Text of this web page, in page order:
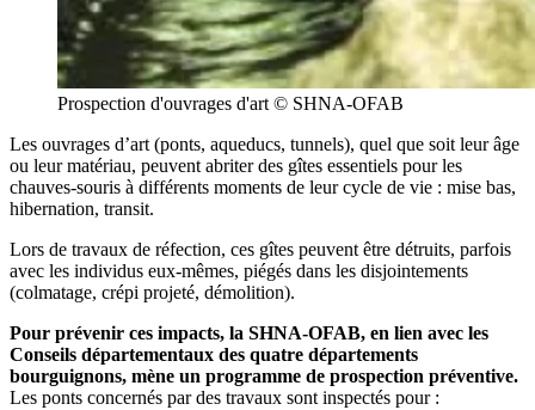
Prospection d'ouvrages d'art © SHNA-OFAB
Les ouvrages d’art (ponts, aqueducs, tunnels), quel que soit leur âge
ou leur matériau, peuvent abriter des gîtes essentiels pour les
chauves-souris à différents moments de leur cycle de vie : mise bas,
hibernation, transit.
Lors de travaux de réfection, ces gîtes peuvent être détruits, parfois
avec les individus eux-mêmes, piégés dans les disjointements
(colmatage, crépi projeté, démolition).
Pour prévenir ces impacts, la SHNA-OFAB, en lien avec les
Conseils départementaux des quatre départements
bourguignons, mène un programme de prospection préventive.
Les ponts concernés par des travaux sont inspectés pour :